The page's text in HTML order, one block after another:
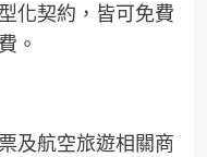
化契約，皆可免費
。
及航空旅遊相關商